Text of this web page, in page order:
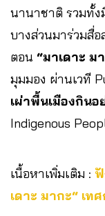
นานาชาติ รวมทั้
บางส่วนมาร่วมสื่
ตอน “มาเดาะ ม
มุมมอง ผ่านเวที
เผ่าพื้นเมืองกินอ
Indigenous
เนื้อหาเพิ่มเติม :
เดาะ มากะ“ เท